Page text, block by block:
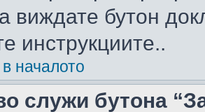
виждате бутон
инструкциите..
началото
служи бутона